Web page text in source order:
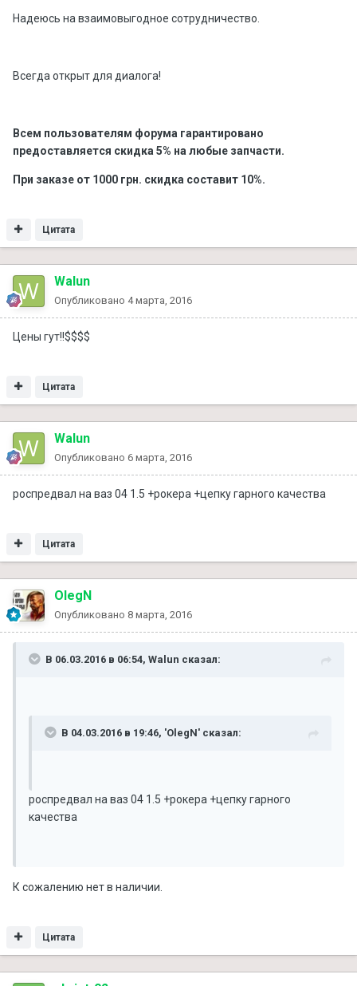
Надеюсь на взаимовыгодное сотрудничество.
Всегда открыт для диалога!
Всем пользователям форума гарантировано
предоставляется скидка 5% на любые запчасти.
При заказе от 1000 грн. скидка составит 10%.
Цитата
Walun
Опубликовано 4 марта, 2016
Цены гут!!$$$$
Цитата
Walun
Опубликовано 6 марта, 2016
роспредвал на ваз 04 1.5 +рокера +цепку гарного качества
Цитата
OlegN
Опубликовано 8 марта, 2016
В 06.03.2016 в 06:54, Walun сказал:
В 04.03.2016 в 19:46, 'OlegN' сказал:
роспредвал на ваз 04 1.5 +рокера +цепку гарного
качества
К сожалению нет в наличии.
Цитата